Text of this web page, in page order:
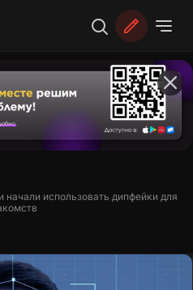
использовать дипфейки для